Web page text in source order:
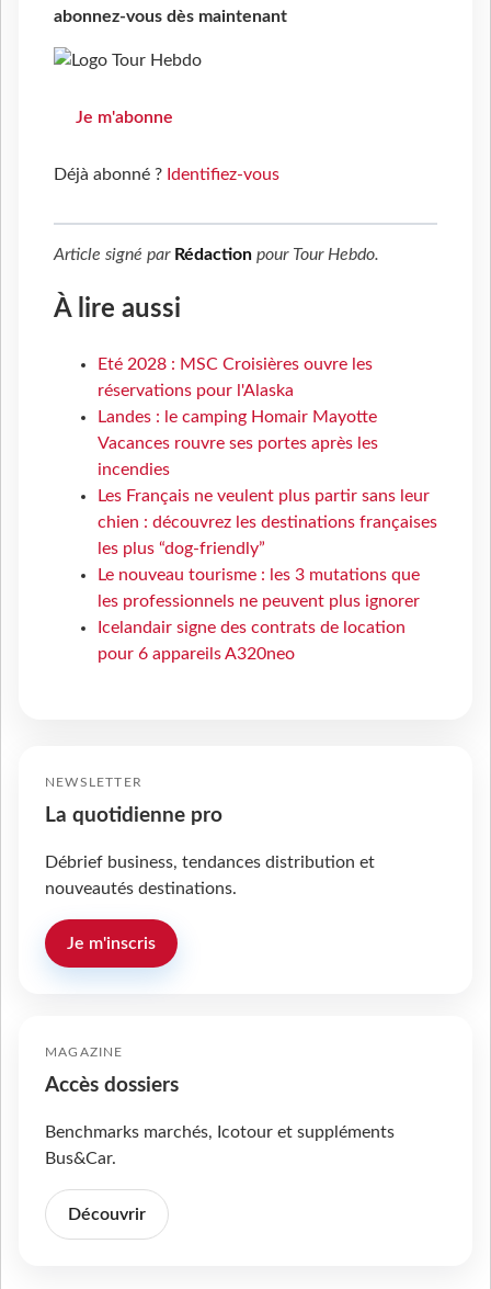
abonnez-vous dès maintenant
Je m'abonne
Déjà abonné ? Identifiez-vous
Article signé par Rédaction pour Tour Hebdo.
À lire aussi
Eté 2028 : MSC Croisières ouvre les
réservations pour l'Alaska
Landes : le camping Homair Mayotte
Vacances rouvre ses portes après les
incendies
Les Français ne veulent plus partir sans leur
chien : découvrez les destinations françaises
les plus “dog-friendly”
Le nouveau tourisme : les 3 mutations que
les professionnels ne peuvent plus ignorer
Icelandair signe des contrats de location
pour 6 appareils A320neo
NEWSLETTER
La quotidienne pro
Débrief business, tendances distribution et
nouveautés destinations.
Je m'inscris
MAGAZINE
Accès dossiers
Benchmarks marchés, Icotour et suppléments
Bus&Car.
Découvrir